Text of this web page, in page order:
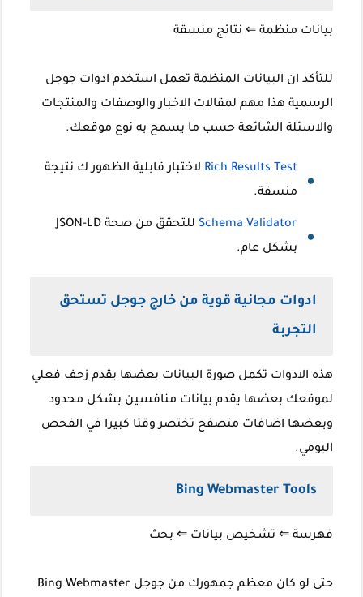
بيانات منظمة ⇐ نتائج منسقة
للتأكد ان البيانات المنظمة تعمل استخدم ادوات جوجل
الرسمية هذا مهم لمقالات الاخبار والوصفات والمنتجات
والاسئلة الشائعة حسب ما يسمح به نوع موقعك.
Rich Results Test لاختبار قابلية الظهور ك نتيجة
منسقة.
Schema Validator
للتحقق من صحة JSON-LD
بشكل عام.
ادوات مجانية قوية من خارج جوجل تستحق
التجربة
هذه الادوات تكمل صورة البيانات بعضها يقدم زحف فعلي
لموقعك بعضها يقدم بيانات منافسين بشكل محدود
وبعضها اضافات متصفح تختصر وقتا كبيرا في الفحص
اليومي.
Bing Webmaster Tools
فهرسة ⇐ تشخيص بيانات ⇐ بحث
حتى لو كان معظم جمهورك من جوجل Bing Webmaster